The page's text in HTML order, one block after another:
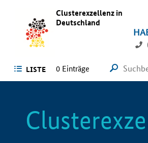
Clusterexzellenz in
Deutschland
LISTE 0 Einträge